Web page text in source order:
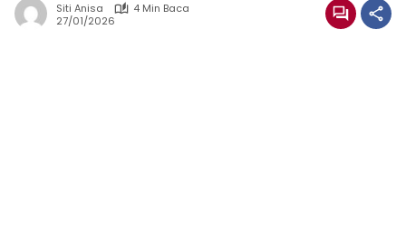
Siti Anisa
4 Min Baca
27/01/2026